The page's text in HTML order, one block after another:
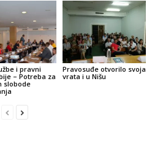
i pravni
– Potreba za
slobode
Pravosuđe otvorilo svoja
vrata i u Nišu